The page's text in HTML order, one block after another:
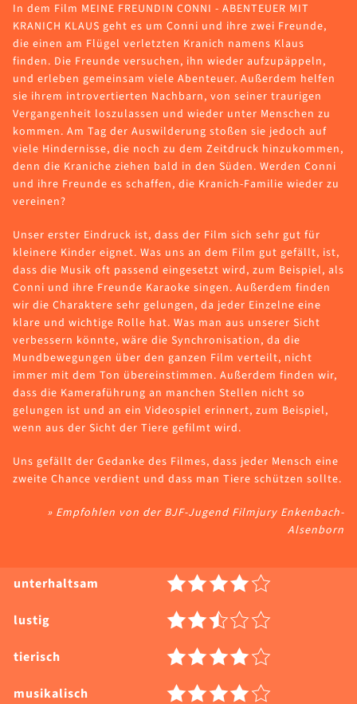
In dem Film MEINE FREUNDIN CONNI - ABENTEUER MIT
KRANICH KLAUS geht es um Conni und ihre zwei Freunde,
die einen am Flügel verletzten Kranich namens Klaus
finden. Die Freunde versuchen, ihn wieder aufzupäppeln,
und erleben gemeinsam viele Abenteuer. Außerdem helfen
sie ihrem introvertierten Nachbarn, von seiner traurigen
Vergangenheit loszulassen und wieder unter Menschen zu
kommen. Am Tag der Auswilderung stoßen sie jedoch auf
viele Hindernisse, die noch zu dem Zeitdruck hinzukommen,
denn die Kraniche ziehen bald in den Süden. Werden Conni
und ihre Freunde es schaffen, die Kranich-Familie wieder zu
vereinen?
Unser erster Eindruck ist, dass der Film sich sehr gut für
kleinere Kinder eignet. Was uns an dem Film gut gefällt, ist,
dass die Musik oft passend eingesetzt wird, zum Beispiel, als
Conni und ihre Freunde Karaoke singen. Außerdem finden
wir die Charaktere sehr gelungen, da jeder Einzelne eine
klare und wichtige Rolle hat. Was man aus unserer Sicht
verbessern könnte, wäre die Synchronisation, da die
Mundbewegungen über den ganzen Film verteilt, nicht
immer mit dem Ton übereinstimmen. Außerdem finden wir,
dass die Kameraführung an manchen Stellen nicht so
gelungen ist und an ein Videospiel erinnert, zum Beispiel,
wenn aus der Sicht der Tiere gefilmt wird.
Uns gefällt der Gedanke des Filmes, dass jeder Mensch eine
zweite Chance verdient und dass man Tiere schützen sollte.
» Empfohlen von der BJF-Jugend Filmjury Enkenbach-
Alsenborn
unterhaltsam
lustig
tierisch
musikalisch